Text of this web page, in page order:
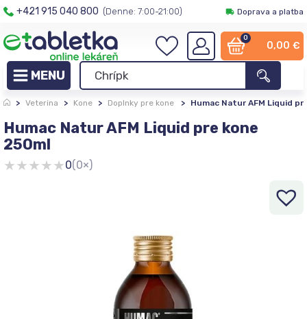
+421 915 040 800 (Denne: 7:00-21:00) Doprava a platba
0
0,00 €
> Veterina > Kone > Doplnky pre kone > Humac Natur AFM Liquid
Humac Natur AFM Liquid pre kone
250ml
★★★★★0(0×)